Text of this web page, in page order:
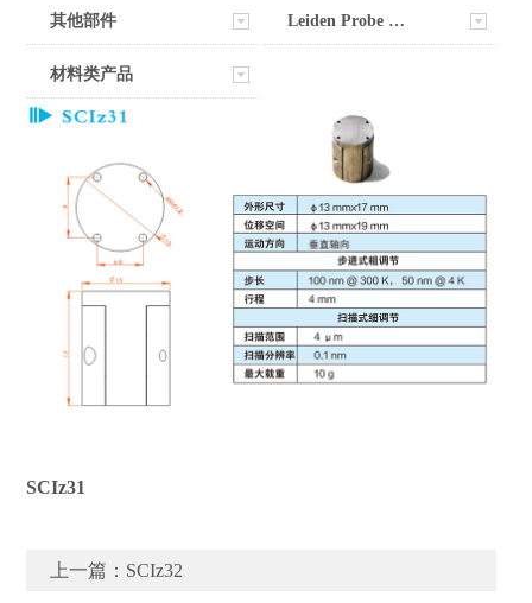
其他部件 Leiden Probe Microscopy
材料类产品
SCIz31
上一篇： SCIz32